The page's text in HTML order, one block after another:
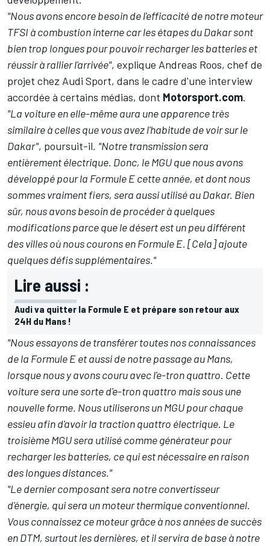
"Nous avons encore besoin de l'efficacité de notre moteur
TFSI à combustion interne car les étapes du Dakar sont
bien trop longues pour pouvoir recharger les batteries et
réussir à rallier l'arrivée", explique Andreas Roos, chef de
projet chez Audi Sport, dans le cadre d'une interview
accordée à certains médias, dont Motorsport.com.
"La voiture en elle-même aura une apparence très
similaire à celles que vous avez l'habitude de voir sur le
Dakar", poursuit-il. "Notre transmission sera
entièrement électrique. Donc, le MGU que nous avons
développé pour la Formule E cette année, et dont nous
sommes vraiment fiers, sera aussi utilisé au Dakar. Bien
sûr, nous avons besoin de procéder à quelques
modifications parce que le désert est un peu différent
des villes où nous courons en Formule E. [Cela] ajoute
quelques défis supplémentaires."
Lire aussi :
Audi va quitter la Formule E et prépare son retour aux
24H du Mans !
"Nous essayons de transférer toutes nos connaissances
de la Formule E et aussi de notre passage au Mans,
lorsque nous y avons couru avec l'e-tron quattro. Cette
voiture sera une sorte d'e-tron quattro mais sous une
nouvelle forme. Nous utiliserons un MGU pour chaque
essieu afin d'avoir la traction quattro électrique. Le
troisième MGU sera utilisé comme générateur pour
recharger les batteries, ce qui est nécessaire en raison
des longues distances."
"Le dernier composant sera notre convertisseur
d'énergie, qui sera un moteur thermique conventionnel.
Vous connaissez ce moteur grâce à nos années de succès
en DTM, surtout les dernières, et il servira de base à notre